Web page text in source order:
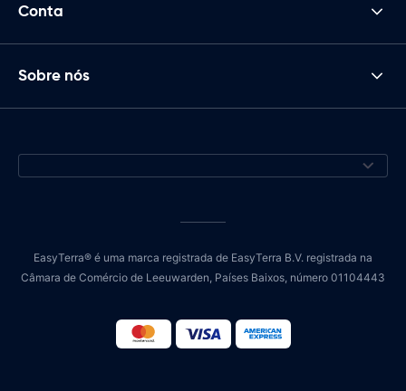
Conta
Sobre nós
EasyTerra® é uma marca registrada de EasyTerra B.V. registrada na
Câmara de Comércio de Leeuwarden, Países Baixos, número 01104443